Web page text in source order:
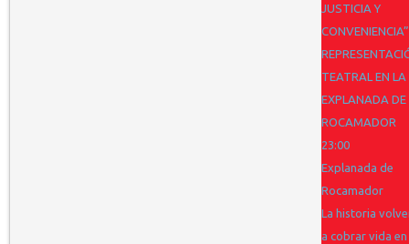
JUSTICIA Y
CONVENIENCIA”
TEATRAL EN LA
EXPLANADA DE
ROCAMADOR
23:00
Explanada de
Rocamador
La historia
a cobrar vida en